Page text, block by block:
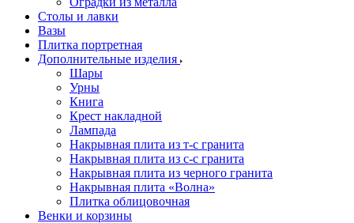
Столы и лавки
Вазы
Плитка портретная
Дополнительные изделия
Шары
Урны
Книга
Крест накладной
Лампада
Накрывная плита из т-с гранита
Накрывная плита из с-с гранита
Накрывная плита из черного гранита
Накрывная плита «Волна»
Плитка облицовочная
Венки и корзины